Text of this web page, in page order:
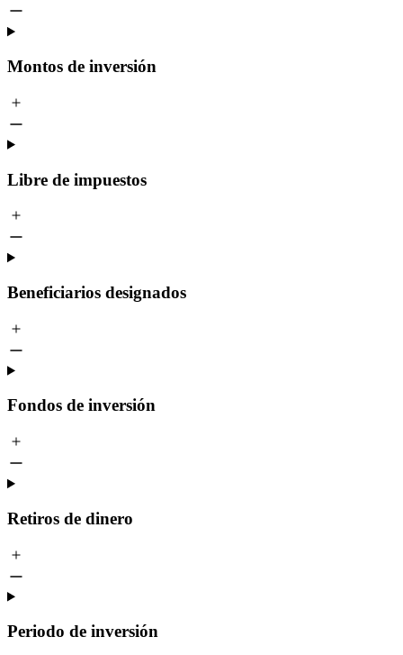
Montos de inversión
Libre de impuestos
Beneficiarios designados
Fondos de inversión
Retiros de dinero
Periodo de inversión